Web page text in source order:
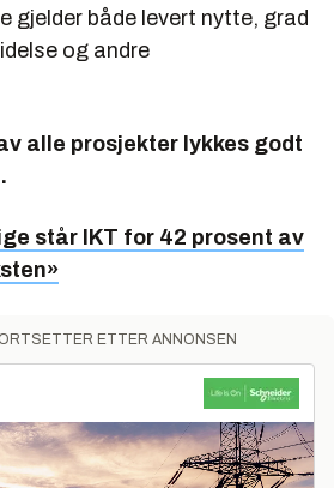
gjelder både levert nytte, grad
og andre
alle prosjekter lykkes godt
står IKT for 42 prosent av
ETTER ANNONSEN